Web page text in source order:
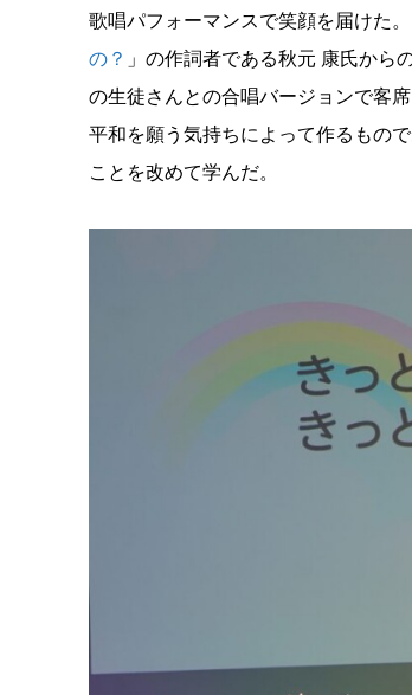
歌唱パフォーマンスで笑顔を届けた
の？ 」の作詞者である秋元 康氏から
の生徒さんとの合唱バージョンで客
平和を願う気持ちによって作るもの
ことを改めて学んだ。